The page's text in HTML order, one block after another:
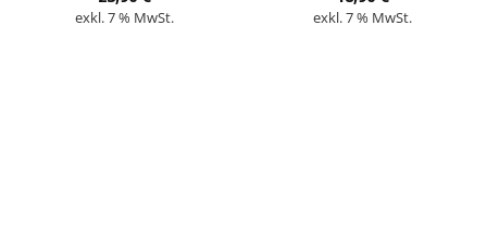
exkl. 7 % MwSt. exkl. 7 % MwSt.